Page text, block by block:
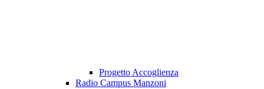
Progetto Accoglienza
Radio Campus Manzoni